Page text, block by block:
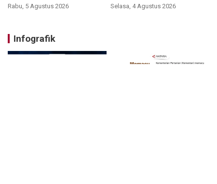
Rabu, 5 Agustus 2026 Selasa, 4 Agustus 2026
Infografik